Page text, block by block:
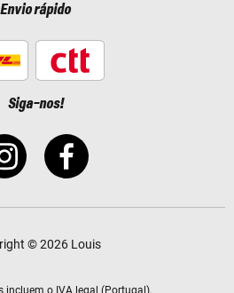
Envio rápido
Siga-nos!
© 2026 Louis
incluem o IVA legal (Portugal).